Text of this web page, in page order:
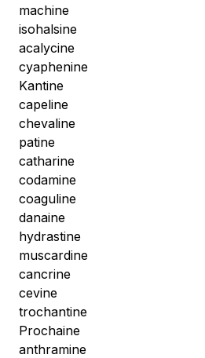
machine
isohalsine
acalycine
cyaphenine
Kantine
capeline
chevaline
patine
catharine
codamine
coaguline
danaine
hydrastine
muscardine
cancrine
cevine
trochantine
Prochaine
anthramine